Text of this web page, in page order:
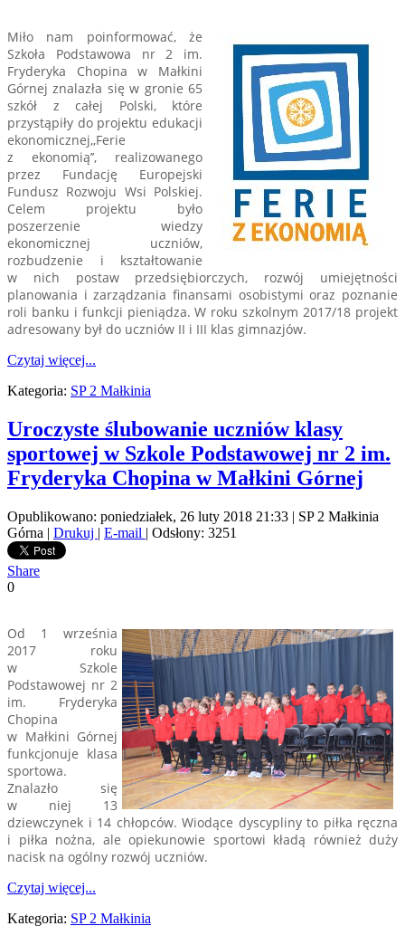
Miło nam poinformować, że
Szkoła Podstawowa nr 2 im.
Fryderyka Chopina w Małkini
Górnej znalazła się w gronie 65
szkół z całej Polski, które
przystąpiły do projektu edukacji
ekonomicznej,,Ferie
z ekonomią’’, realizowanego
przez Fundację Europejski
Fundusz Rozwoju Wsi Polskiej.
Celem projektu było
poszerzenie wiedzy
ekonomicznej uczniów,
rozbudzenie i kształtowanie
w nich postaw przedsiębiorczych, rozwój umiejętności
planowania i zarządzania finansami osobistymi oraz poznanie
roli banku i funkcji pieniądza. W roku szkolnym 2017/18 projekt
adresowany był do uczniów II i III klas gimnazjów.
Czytaj więcej...
Kategoria: SP 2 Małkinia
Uroczyste ślubowanie uczniów klasy
sportowej w Szkole Podstawowej nr 2 im.
Fryderyka Chopina w Małkini Górnej
Opublikowano: poniedziałek, 26 luty 2018 21:33 | SP 2 Małkinia
Górna | Drukuj | E-mail | Odsłony: 3251
Share
0
Od 1 września
2017 roku
w Szkole
Podstawowej nr 2
im. Fryderyka
Chopina
w Małkini Górnej
funkcjonuje klasa
sportowa.
Znalazło się
w niej 13
dziewczynek i 14 chłopców. Wiodące dyscypliny to piłka ręczna
i piłka nożna, ale opiekunowie sportowi kładą również duży
nacisk na ogólny rozwój uczniów.
Czytaj więcej...
Kategoria: SP 2 Małkinia